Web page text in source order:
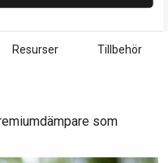
Resurser Tillbehör
som